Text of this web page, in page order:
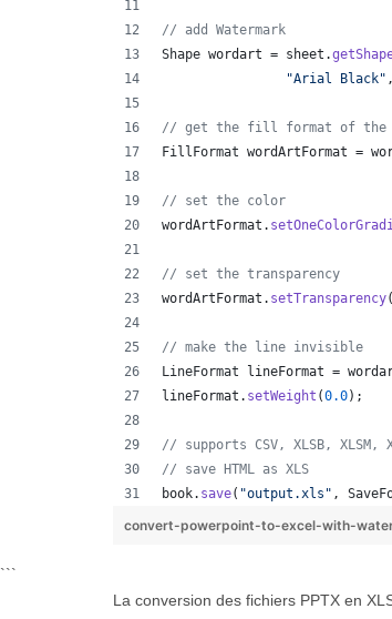
// add Watermark
Shape wordart = sheet .
"Arial Black"
// get the fill format of the
FillFormat wordArtFormat =
// set the color
wordArtFormat .
// set the transparency
wordArtFormat . setTransparency(
// make the line invisible
LineFormat
lineFormat =
lineFormat . setWeight (0.0);
// supports CSV, XLSB, XLSM,
// save HTML as XLS
book. save( "output.xls" ,
convert-powerpoint-to-excel-with-
```
La conversion des fichiers PPTX en